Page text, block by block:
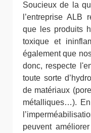
Soucieux de la
l’entreprise
que les produits
toxique et
également que
donc, respecte
toute sorte
de matériaux
métalliques…).
peuvent